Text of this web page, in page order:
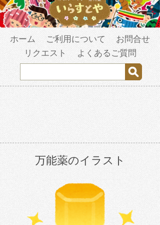
ホーム ご利用について
お問合せ
リクエスト
よくあるご質問
万能薬のイラスト